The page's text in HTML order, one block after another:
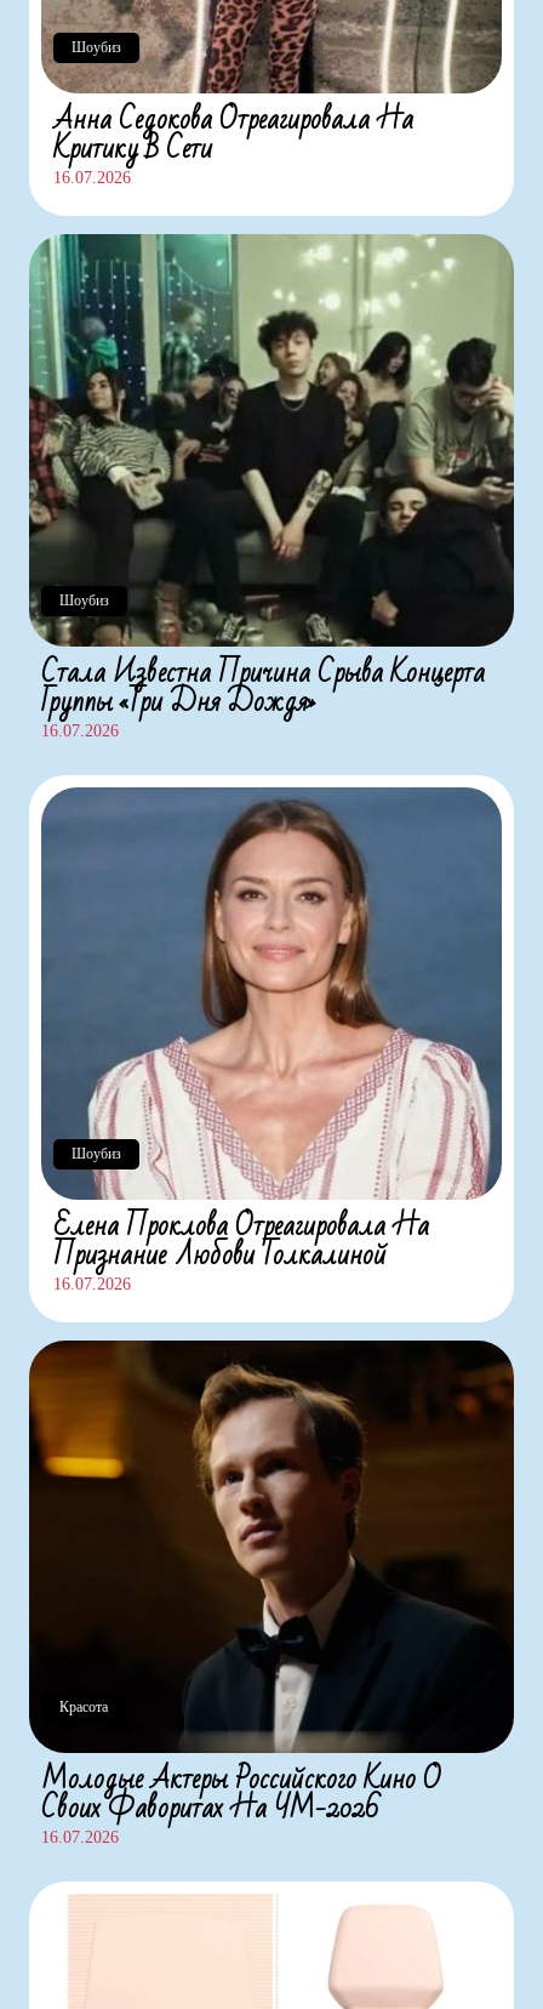
Анна Седокова Отреагировала На
Критику В Сети
16.07.2026
Шоубиз
Шоубиз
Стала Известна Причина Срыва Концерта
Группы «Три Дня Дождя»
16.07.2026
Елена Проклова Отреагировала На
Признание Любови Толкалиной
16.07.2026
Шоубиз
Красота
Молодые Актеры Российского Кино О
Своих Фаворитах На ЧМ-2026
16.07.2026